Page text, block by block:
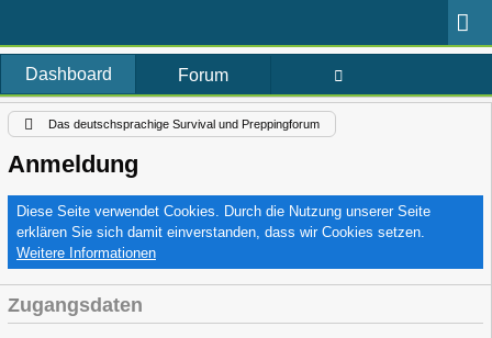
Dashboard Forum
Das deutschsprachige Survival und Preppingforum
Anmeldung
Diese Seite verwendet Cookies. Durch die Nutzung unserer Seite
erklären Sie sich damit einverstanden, dass wir Cookies setzen.
Weitere Informationen
Zugangsdaten